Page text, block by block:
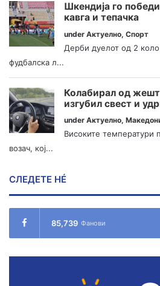
Шкендија го
кавга и тепачка
under Актуелно, Спорт
Дерби дуелот од 2
фудбалска л...
Колабирал од
изгубил свест и
under Актуелно,
Високите температури
возач, кој...
СЛЕДЕТЕ НÉ
85,739 Фанови